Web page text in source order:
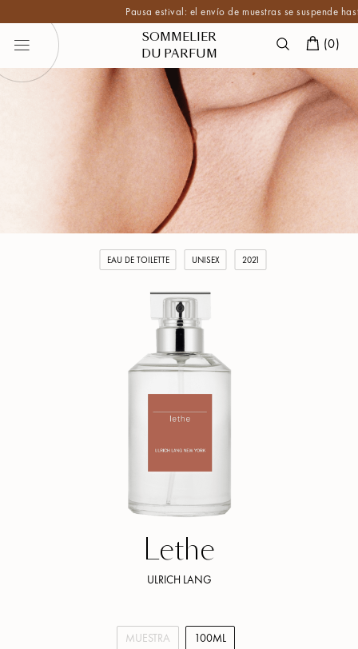
Pausa estival: el envío de muestras se suspende
SOMMELIER
DU PARFUM
(0)
EAU DE TOILETTE UNISEX 2021
Lethe
ULRICH LANG
MUESTRA 100ML